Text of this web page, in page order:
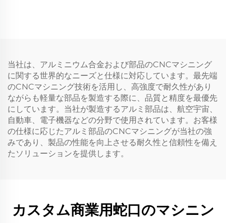
当社は、アルミニウム合金および部品のCNCマシニング
に関する世界的なニーズと仕様に対応しています。最先端
のCNCマシニング技術を活用し、高強度で耐久性があり
ながらも軽量な部品を製造する際に、品質と精度を最優先
にしています。当社が製造するアルミ部品は、航空宇宙、
自動車、電子機器などの分野で使用されています。お客様
の仕様に応じたアルミ部品のCNCマシニングが当社の強
みであり、製品の性能を向上させる耐久性と信頼性を備え
たソリューションを提供します。
カスタム商業用蛇口のマシニン